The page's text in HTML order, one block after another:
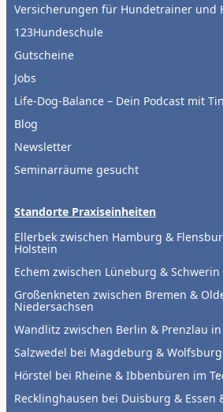
Versicherungen für Hundetrainer und
123Hundeschule
Gutscheine
Jobs
Life-Dog-Balance – Dein Podcast mit
Blog
Newsletter
Seminarräume gesucht
Standorte Praxiseinheiten
Ellerbek zwischen Hamburg &
Holstein
Echem zwischen Lüneburg &
Großenkneten zwischen Bremen &
Niedersachsen
Wandlitz zwischen Berlin & Prenzlau
Salzwedel bei Magdeburg &
Hörstel bei Rheine & Ibbenbüren im
Recklinghausen bei Duisburg & Essen